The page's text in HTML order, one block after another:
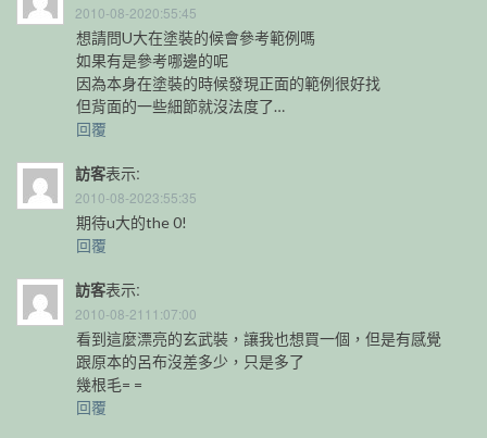
2010-08-2020:55:45
想請問U大在塗裝的候會參考範例嗎
如果有是參考哪邊的呢
因為本身在塗裝的時候發現正面的範例很好找
但背面的一些細節就沒法度了…
回覆
訪客表示:
2010-08-2023:55:35
期待u大的the 0!
回覆
訪客表示:
2010-08-2111:07:00
看到這麼漂亮的玄武裝，讓我也想買一個，但是有感覺
跟原本的呂布沒差多少，只是多了
幾根毛= =
回覆